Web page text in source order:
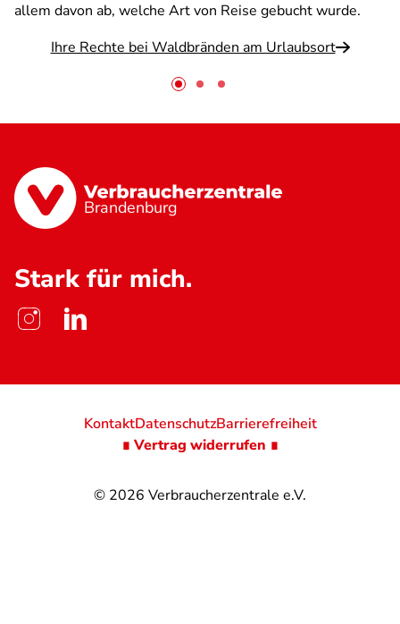
allem davon ab, welche Art von Reise gebucht wurde.
Ihre Rechte bei Waldbränden am Urlaubsort
Brandenburg
Stark für mich.
© 2026 Verbraucherzentrale e.V.
KontaktDatenschutzBarrierefreiheit
∎ Vertrag widerrufen ∎